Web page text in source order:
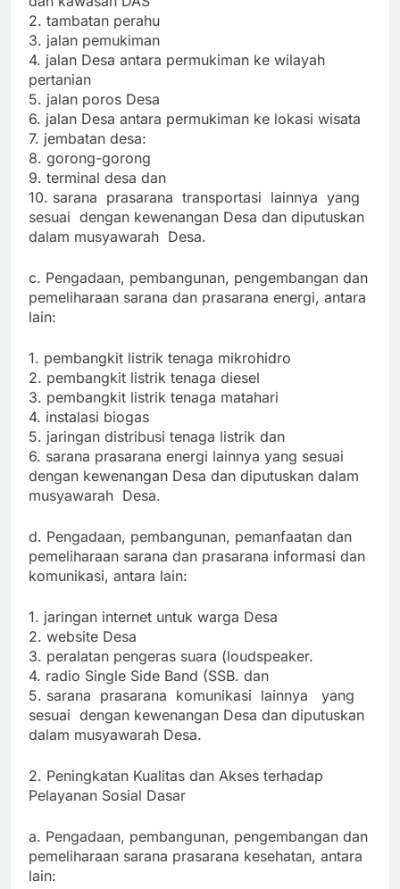
2. tambatan perahu
3. jalan pemukiman
4. jalan Desa antara permukiman ke wilayah
pertanian
5. jalan poros Desa
6. jalan Desa antara permukiman ke lokasi wisata
7. jembatan desa:
8. gorong-gorong
9. terminal desa dan
10. sarana prasarana transportasi lainnya yang
sesuai dengan kewenangan Desa dan diputuskan
dalam musyawarah Desa.
c. Pengadaan, pembangunan, pengembangan dan
pemeliharaan sarana dan prasarana energi, antara
lain:
1. pembangkit listrik tenaga mikrohidro
2. pembangkit listrik tenaga diesel
3. pembangkit listrik tenaga matahari
4. instalasi biogas
5. jaringan distribusi tenaga listrik dan
6. sarana prasarana energi lainnya yang sesuai
dengan kewenangan Desa dan diputuskan dalam
musyawarah Desa.
d. Pengadaan, pembangunan, pemanfaatan dan
pemeliharaan sarana dan prasarana informasi dan
komunikasi, antara lain:
1. jaringan internet untuk warga Desa
2. website Desa
3. peralatan pengeras suara (loudspeaker.
4. radio Single Side Band (SSB. dan
5. sarana prasarana komunikasi lainnya yang
sesuai dengan kewenangan Desa dan diputuskan
dalam musyawarah Desa.
2. Peningkatan Kualitas dan Akses terhadap
Pelayanan Sosial Dasar
a. Pengadaan, pembangunan, pengembangan dan
pemeliharaan sarana prasarana kesehatan, antara
lain: